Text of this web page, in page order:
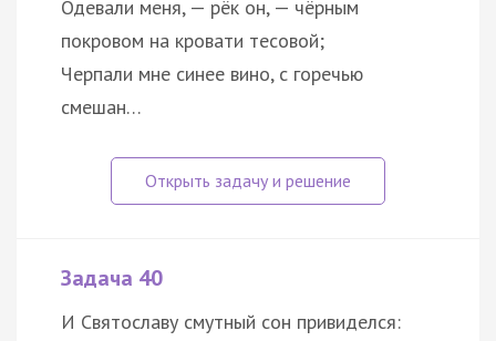
Одевали меня, — рёк он, — чёрным
покровом на кровати тесовой;
Черпали мне синее вино, с горечью
смешан…
Задача 40
И Святославу смутный сон привиделся: